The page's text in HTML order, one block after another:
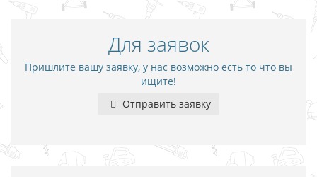
Для заявок
Пришлите вашу заявку, у нас возможно есть то что вы
ищите!
Отправить заявку